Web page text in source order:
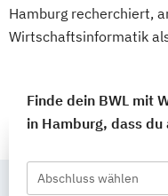
Hamburg recherchiert,
Wirtschaftsinformatik
Finde dein BWL mit
in Hamburg, dass
Abschluss wählen